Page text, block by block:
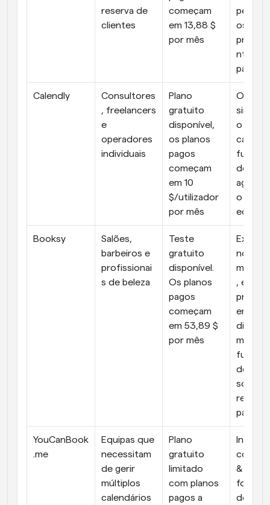
reserva de
clientes
começam
em 13,88 $
por mês
os e
nto de
Calendly
Consultores
, freelancers
e
operadores
individuais
Plano
gratuito
disponível,
os planos
pagos
começam
em 10
$/utilizador
por mês
Opção
o de
des de
o de
Booksy
Salões,
barbeiros e
profissionai
s de beleza
Teste
gratuito
disponível.
Os planos
pagos
começam
em 53,89 $
por mês
no
,
em
móveis,
des de
para
YouCanBook
.me
Equipas que
necessitam
de gerir
múltiplos
calendários
Plano
gratuito
limitado
com planos
pagos a
com
&
de